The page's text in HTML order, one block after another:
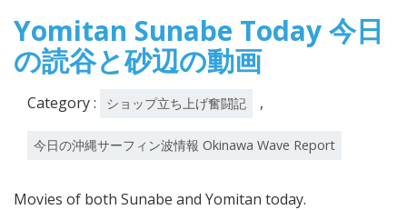
Yomitan Sunabe Today 今日
の読谷と砂辺の動画
Category : ショップ立ち上げ奮闘記 ,
今日の沖縄サーフィン波情報 Okinawa Wave Report
Movies of both Sunabe and Yomitan today.